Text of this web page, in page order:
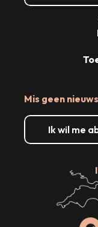
Mis geen
Ik wil me